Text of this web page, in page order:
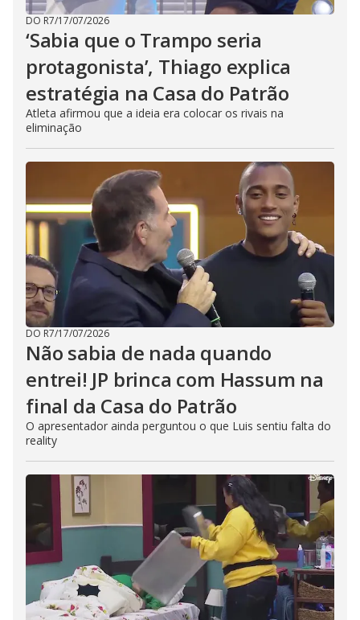
DO R7/17/07/2026
‘Sabia que o Trampo seria
protagonista’, Thiago explica
estratégia na Casa do Patrão
Atleta afirmou que a ideia era colocar os rivais na
eliminação
DO R7/17/07/2026
Não sabia de nada quando
entrei! JP brinca com Hassum na
final da Casa do Patrão
O apresentador ainda perguntou o que Luis sentiu falta do
reality